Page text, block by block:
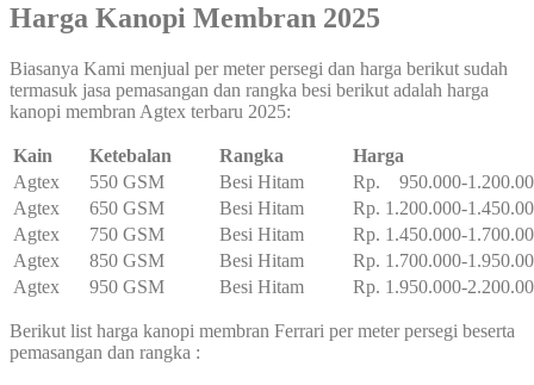
Harga Kanopi Membran 2025
Biasanya Kami menjual per meter persegi dan harga berikut sudah
termasuk jasa pemasangan dan rangka besi berikut adalah harga
kanopi membran Agtex terbaru 2025:
Kain Ketebalan Rangka
Harga
Agtex
550 GSM Besi Hitam
Rp. 950.000-
Agtex
650 GSM Besi Hitam
Rp. 1.200.000-
Agtex
750 GSM Besi Hitam
Rp. 1.450.000-
Agtex
850 GSM Besi Hitam
Rp. 1.700.000-
Agtex
950 GSM Besi Hitam Rp. 1.950.000-
Berikut list harga kanopi membran Ferrari per meter persegi beserta
pemasangan dan rangka :